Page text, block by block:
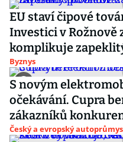
EU staví čipové
Investici v Rožnově
komplikuje
Byznys
S novým
očekávání. Cupra
zákazníků
Český a evropský